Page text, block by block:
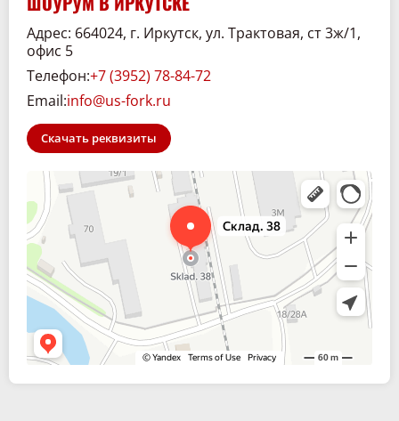
Адрес: 664024, г. Иркутск, ул. Трактовая, ст 3ж/1,
офис 5
Телефон:+7 (3952) 78-84-72
Email:info@us-fork.ru
Скачать реквизиты
Склад. 38
Спецтехника и спецавтомобили в Иркутске